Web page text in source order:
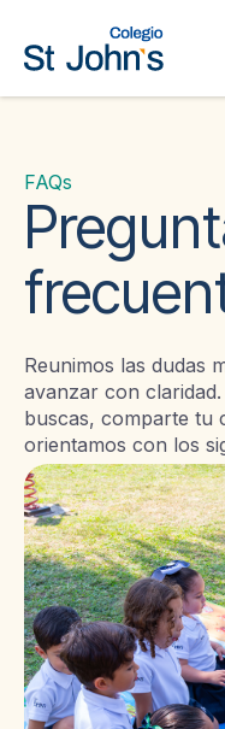
FAQs
Reunimos las dudas
avanzar con
buscas, comparte tu
orientamos con los